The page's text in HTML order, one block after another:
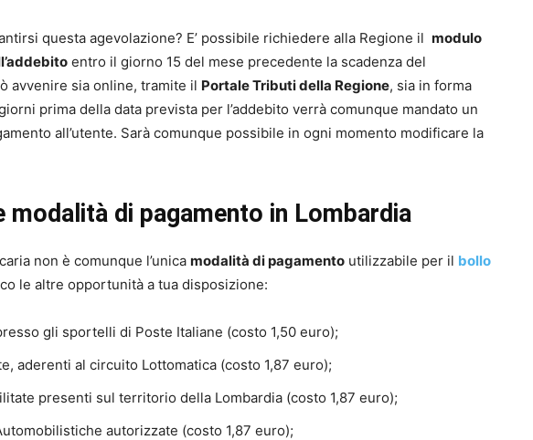
questa agevolazione? E’ possibile richiedere alla Regione il modulo
entro il giorno 15 del mese precedente la scadenza del
avvenire sia online, tramite il Portale Tributi della Regione, sia in forma
prima della data prevista per l’addebito verrà comunque mandato un
all’utente. Sarà comunque possibile in ogni momento modificare la
modalità di pagamento in Lombardia
non è comunque l’unica modalità di pagamento utilizzabile per il bollo
le altre opportunità a tua disposizione:
gli sportelli di Poste Italiane (costo 1,50 euro);
aderenti al circuito Lottomatica (costo 1,87 euro);
presenti sul territorio della Lombardia (costo 1,87 euro);
autorizzate (costo 1,87 euro);